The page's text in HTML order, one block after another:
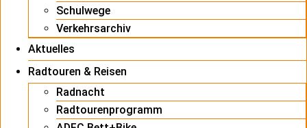
Schulwege
Verkehrsarchiv
Aktuelles
Radtouren & Reisen
Radnacht
Radtourenprogramm